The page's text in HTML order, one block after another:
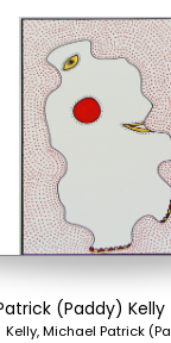
(Paddy) Kelly
Kelly, Michael Patrick